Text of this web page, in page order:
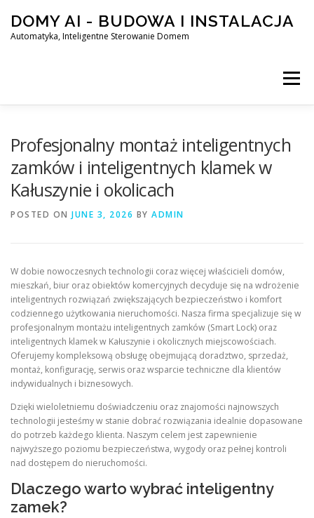
content
DOMY AI - BUDOWA I INSTALACJA
Automatyka, Inteligentne Sterowanie Domem
Menu
SMART DOM AI – AUTOMATYKA, INTELIGENTNE
Profesjonalny montaż inteligentnych
zamków i inteligentnych klamek w
Kałuszynie i okolicach
POSTED ON JUNE 3, 2026 BY ADMIN
W dobie nowoczesnych technologii coraz więcej właścicieli domów,
mieszkań, biur oraz obiektów komercyjnych decyduje się na wdrożenie
inteligentnych rozwiązań zwiększających bezpieczeństwo i komfort
codziennego użytkowania nieruchomości. Nasza firma specjalizuje się w
profesjonalnym montażu inteligentnych zamków (Smart Lock) oraz
inteligentnych klamek w Kałuszynie i okolicznych miejscowościach.
Oferujemy kompleksową obsługę obejmującą doradztwo, sprzedaż,
montaż, konfigurację, serwis oraz wsparcie techniczne dla klientów
indywidualnych i biznesowych.
Dzięki wieloletniemu doświadczeniu oraz znajomości najnowszych
technologii jesteśmy w stanie dobrać rozwiązania idealnie dopasowane
do potrzeb każdego klienta. Naszym celem jest zapewnienie
najwyższego poziomu bezpieczeństwa, wygody oraz pełnej kontroli
nad dostępem do nieruchomości.
Dlaczego warto wybrać inteligentny
zamek?